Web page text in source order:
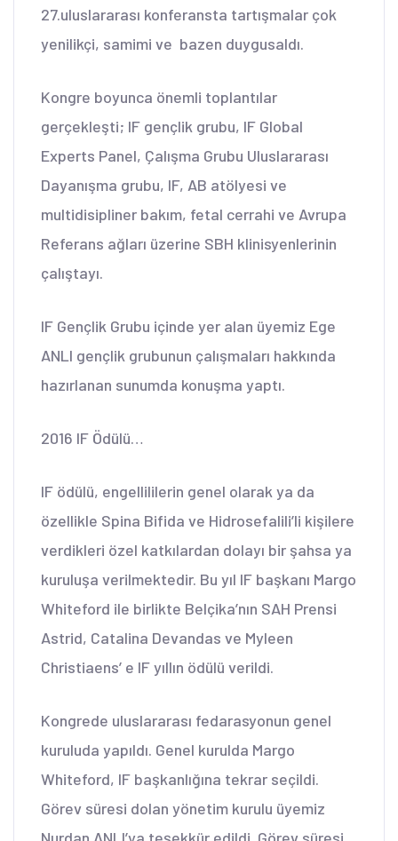
27.uluslararası konferansta tartışmalar çok
yenilikçi, samimi ve bazen duygusaldı.
Kongre boyunca önemli toplantılar
gerçekleşti; IF gençlik grubu, IF Global
Experts Panel, Çalışma Grubu Uluslararası
Dayanışma grubu, IF, AB atölyesi ve
multidisipliner bakım, fetal cerrahi ve Avrupa
Referans ağları üzerine SBH klinisyenlerinin
çalıştayı.
IF Gençlik Grubu içinde yer alan üyemiz Ege
ANLI gençlik grubunun çalışmaları hakkında
hazırlanan sunumda konuşma yaptı.
2016 IF Ödülü…
IF ödülü, engellililerin genel olarak ya da
özellikle Spina Bifida ve Hidrosefalili’li kişilere
verdikleri özel katkılardan dolayı bir şahsa ya
kuruluşa verilmektedir. Bu yıl IF başkanı Margo
Whiteford ile birlikte Belçika’nın SAH Prensi
Astrid, Catalina Devandas ve Myleen
Christiaens’ e IF yıllın ödülü verildi.
Kongrede uluslararası fedarasyonun genel
kuruluda yapıldı. Genel kurulda Margo
Whiteford, IF başkanlığına tekrar seçildi.
Görev süresi dolan yönetim kurulu üyemiz